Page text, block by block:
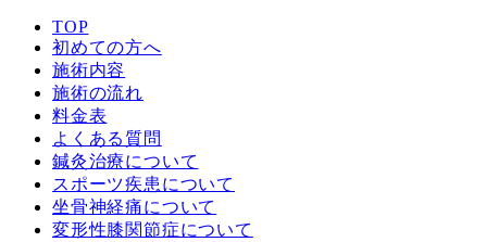
TOP
初めての方へ
施術内容
施術の流れ
料金表
よくある質問
鍼灸治療について
スポーツ疾患について
坐骨神経痛について
変形性膝関節症について